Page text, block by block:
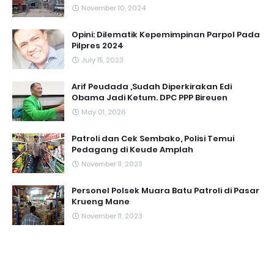
November 10, 2024
Opini: Dilematik Kepemimpinan Parpol Pada
Pilpres 2024
July 15, 2023
Arif Peudada ,Sudah Diperkirakan Edi
Obama Jadi Ketum. DPC PPP Bireuen
May 01, 2026
Patroli dan Cek Sembako, Polisi Temui
Pedagang di Keude Amplah
November 11, 2023
Personel Polsek Muara Batu Patroli di Pasar
Krueng Mane
November 11, 2023